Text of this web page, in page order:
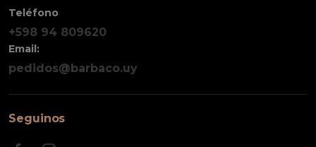
Teléfono
+598 94 809620
Email:
pedidos@barbaco.uy
Seguinos